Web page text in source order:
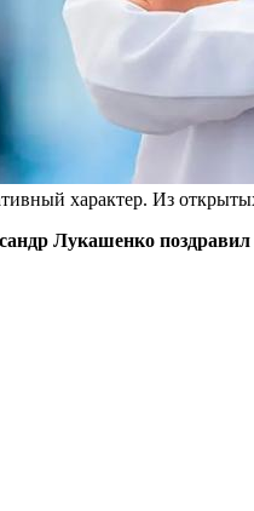
характер. Из
Лукашенко